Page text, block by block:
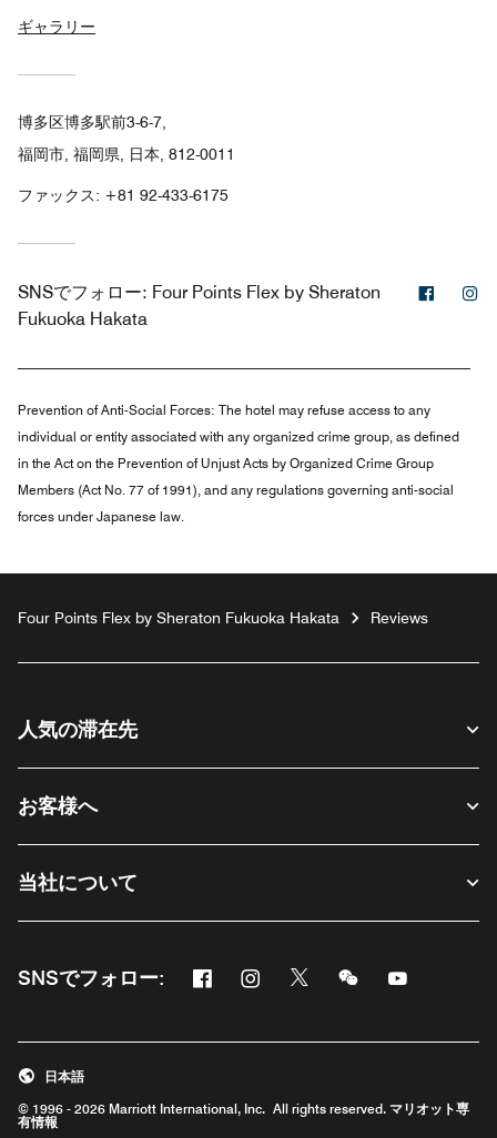
ギャラリー
博多区博多駅前3-6-7,
福岡市, 福岡県, 日本, 812-0011
ファックス: +81 92-433-6175
SNSでフォロー: Four Points Flex by Sheraton
Fukuoka Hakata
Prevention of Anti-Social Forces: The hotel may refuse access to any
individual or entity associated with any organized crime group, as defined
in the Act on the Prevention of Unjust Acts by Organized Crime Group
Members (Act No. 77 of 1991), and any regulations governing anti-social
forces under Japanese law.
Four Points Flex by Sheraton Fukuoka Hakata Reviews
人気の滞在先
お客様へ
当社について
SNSでフォロー: Facebook
新しいウィンドウで開く
Instagram
新しいウィンドウで開く
Twitter
新しいウィンドウで開く
Messenger
新しいウィンドウ
新しいウィ
© 1996 - 2026 Marriott International, Inc. All rights reserved. マリオット専
有情報
日本語